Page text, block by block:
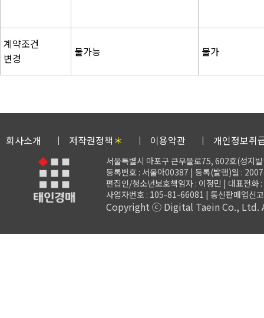
계약조건
변경
불가능 불가
회사소개 저작권정책 ＊ 이용약관 개인정보취
서울특별시 마포구 큰우물로75, 602호(성지
등록번호 : 서울아00387 | 등록(발행)일 :
편집인/청소년보호책임자 : 이정민 | 대표전
사업자번호 : 105-81-66081 | 통신판매업
Copyright ⓒ Digital Taein Co., Ltd.